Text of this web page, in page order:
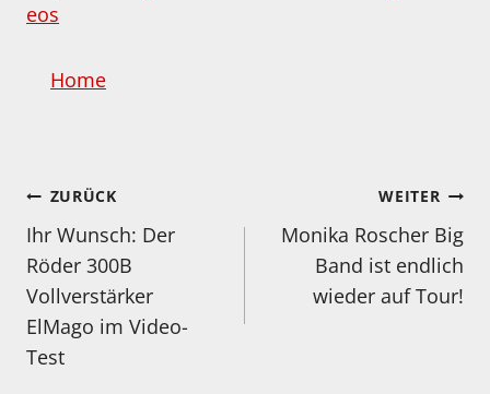
eos
Home
Beitragsnavigation
ZURÜCK
Ihr Wunsch: Der
Röder 300B
Vollverstärker
ElMago im Video-
Test
WEITER
Monika Roscher Big
Band ist endlich
wieder auf Tour!